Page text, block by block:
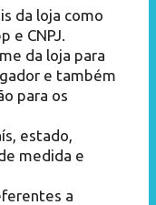
da loja como
e CNPJ.
da loja para
e também
para os
estado,
medida e
a